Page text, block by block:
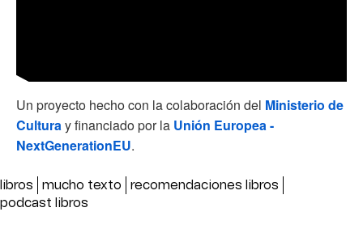
Un proyecto hecho con la colaboración del Ministerio de
Culturay financiado por la Unión Europea -
NextGenerationEU.
libros mucho texto
recomendaciones libros
podcast libros